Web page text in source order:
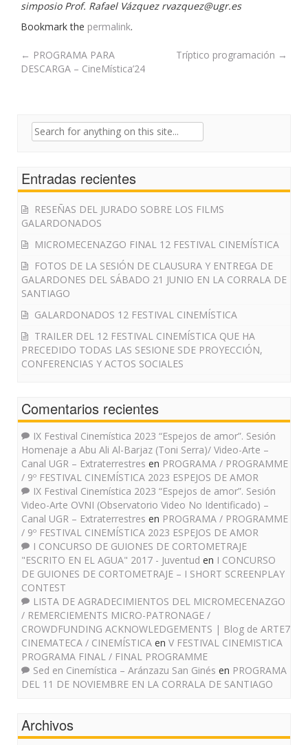
simposio Prof. Rafael Vázquez rvazquez@ugr.es
Bookmark the permalink.
Post
← PROGRAMA PARA
DESCARGA – CineMística’24
Tríptico programación →
Search
Entradas recientes
RESEÑAS DEL JURADO SOBRE LOS FILMS
GALARDONADOS
MICROMECENAZGO FINAL 12 FESTIVAL CINEMÍSTICA
FOTOS DE LA SESIÓN DE CLAUSURA Y ENTREGA DE
GALARDONES DEL SÁBADO 21 JUNIO EN LA CORRALA DE
SANTIAGO
GALARDONADOS 12 FESTIVAL CINEMÍSTICA
TRAILER DEL 12 FESTIVAL CINEMÍSTICA QUE HA
PRECEDIDO TODAS LAS SESIONE SDE PROYECCIÓN,
CONFERENCIAS Y ACTOS SOCIALES
Comentarios recientes
IX Festival Cinemística 2023 “Espejos de amor”. Sesión
Homenaje a Abu Ali Al-Barjaz (Toni Serra)/ Video-Arte –
Canal UGR – Extraterrestres en PROGRAMA / PROGRAMME
/ 9º FESTIVAL CINEMÍSTICA 2023 ESPEJOS DE AMOR
IX Festival Cinemística 2023 “Espejos de amor”. Sesión
Video-Arte OVNI (Observatorio Video No Identificado) –
Canal UGR – Extraterrestres en PROGRAMA / PROGRAMME
/ 9º FESTIVAL CINEMÍSTICA 2023 ESPEJOS DE AMOR
I CONCURSO DE GUIONES DE CORTOMETRAJE
"ESCRITO EN EL AGUA" 2017 - Juventud en I CONCURSO
DE GUIONES DE CORTOMETRAJE – I SHORT SCREENPLAY
CONTEST
LISTA DE AGRADECIMIENTOS DEL MICROMECENAZGO
/ REMERCIEMENTS MICRO-PATRONAGE /
CROWDFUNDING ACKNOWLEDGEMENTS | Blog de ARTE7
CINEMATECA / CINEMÍSTICA en V FESTIVAL CINEMISTICA
PROGRAMA FINAL / FINAL PROGRAMME
Sed en Cinemística – Aránzazu San Ginés en PROGRAMA
DEL 11 DE NOVIEMBRE EN LA CORRALA DE SANTIAGO
Archivos